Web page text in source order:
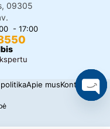
09305
- 17:00
Apie musKontaktai